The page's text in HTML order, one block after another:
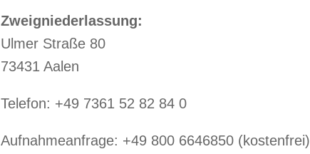
Zweigniederlassung:
Ulmer Straße 80
73431 Aalen
Telefon: +49 7361 52 82 84 0
Aufnahmeanfrage: +49 800 6646850 (kostenfrei)